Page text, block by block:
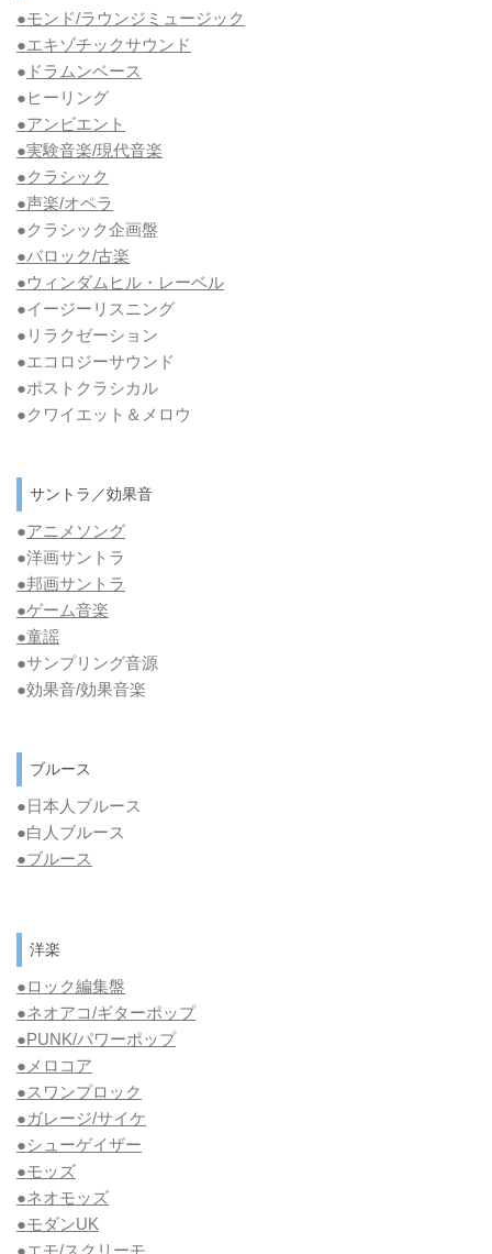
●モンド/ラウンジミュージック
●エキゾチックサウンド
● ドラムンベース
●ヒーリング
●アンビエント
●実験音楽/現代音楽
●クラシック
●声楽/オペラ
●クラシック企画盤
●バロック/古楽
●ウィンダムヒル・レーベル
●イージーリスニング
●リラクゼーション
●エコロジーサウンド
●ポストクラシカル
●クワイエット＆メロウ
サントラ／効果音
●アニメソング
●洋画サントラ
●邦画サントラ
●ゲーム音楽
●童謡
●サンプリング音源
●効果音/効果音楽
ブルース
●日本人ブルース
●白人ブルース
●ブルース
洋楽
●ロック編集盤
●ネオアコ/ギターポップ
●PUNK/パワーポップ
●メロコア
●スワンプロック
●ガレージ/サイケ
●シューゲイザー
●モッズ
●ネオモッズ
●モダンUK
●エモ/スクリーモ